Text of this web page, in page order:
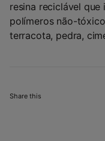
Share this
resina reciclável
polímeros não-
terracota, pedra,